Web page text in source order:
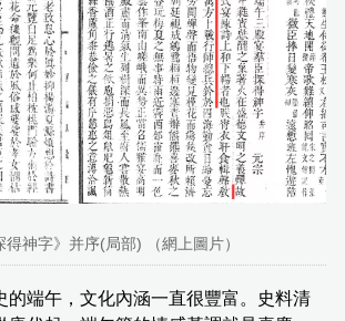
得神字》并序(局部) （網上圖片）
的端午，文化內涵一直很豐富。史料清